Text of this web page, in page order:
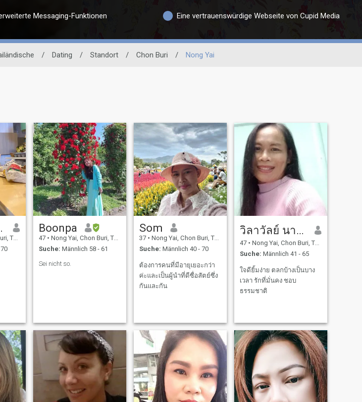
Messaging-Funktionen Eine vertrauenswürdige Webseite von Cupid Media
/ Dating / Standort / Chon Buri / Nong Yai
Boonpa
47 • Nong Yai, Chon Buri, Thailand
Suche: Männlich 58 - 61
Sei nicht so.
Som
37 • Nong Yai, Chon Buri, Thailand
Suche: Männlich 40 - 70
ต้องการคนที่มีอายุเยอะกว่า
ค่ะและเป็นผู้นำที่ดีซื่อสัตย์ซึ่ง
กันและกัน
วิลาวัลย์ นามบุตร
47 • Nong Yai, Chon Buri, Thailand
Suche: Männlich 41 - 65
ใจดียิ้มง่าย ตลกบ้างเป็นบาง
เวลา รักที่มั่นคง ชอบ
ธรรมชาติ